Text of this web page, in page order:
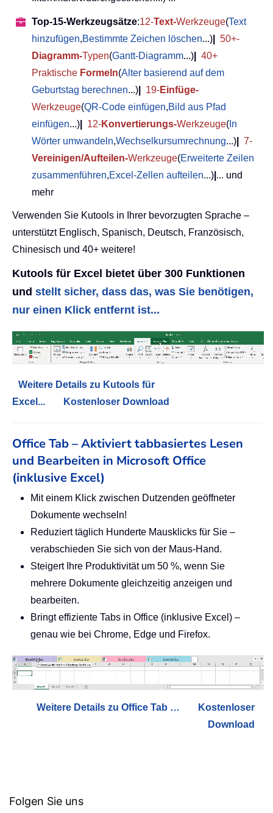
Top-15-Werkzeugsätze:12-Text-Werkzeuge(Text
hinzufügen,Bestimmte Zeichen löschen...)
50+-
Diagramm-Typen(Gantt-Diagramm...)
40+
Praktische Formeln(Alter basierend auf dem
Geburtstag berechnen...) 19-Einfüge-
Werkzeuge(QR-Code einfügen,Bild aus Pfad
einfügen...) 12-Konvertierungs-Werkzeuge( In
Wörter umwandeln,Wechselkursumrechnung...)
7-
Vereinigen/Aufteilen-Werkzeuge(Erweiterte Zeilen
zusammenführen,Excel-Zellen aufteilen...) ... und
mehr
Verwenden Sie Kutools in Ihrer bevorzugten Sprache –
unterstützt Englisch, Spanisch, Deutsch, Französisch,
Chinesisch und 40+ weitere!
Kutools für Excel bietet über 300 Funktionen
und stellt sicher, dass das, was Sie benötigen,
nur einen Klick entfernt ist...
Weitere Details zu Kutools für
Excel...
Kostenloser Download
Office Tab – Aktiviert tabbasiertes Lesen
und Bearbeiten in Microsoft Office
(inklusive Excel)
Mit einem Klick zwischen Dutzenden geöffneter
Dokumente wechseln!
Reduziert täglich Hunderte Mausklicks für Sie –
verabschieden Sie sich von der Maus-Hand.
Steigert Ihre Produktivität um 50 %, wenn Sie
mehrere Dokumente gleichzeitig anzeigen und
bearbeiten.
Bringt effiziente Tabs in Office (inklusive Excel) –
genau wie bei Chrome, Edge und Firefox.
Weitere Details zu Office Tab …
Kostenloser
Download
Folgen Sie uns